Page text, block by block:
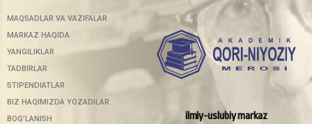
MAQSADLAR VA VAZIFALAR
MARKAZ HAQIDA
YANGILIKLAR
TADBIRLAR
STIPENDIATLAR
BIZ HAQIMIZDA YOZADILAR
BOG’LANISH
ilmiy-uslubiy markaz